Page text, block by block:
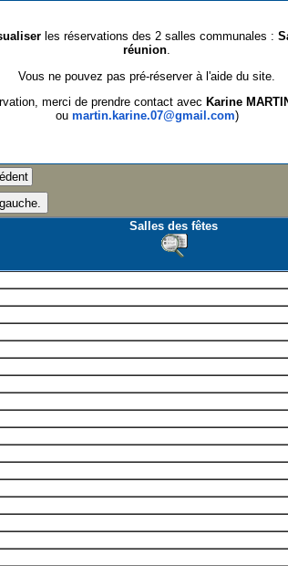
les réservations des 2 salles communales :
réunion.
Vous ne pouvez pas pré-réserver à l'aide du site.
merci de prendre contact avec Karine
ou martin.karine.07@gmail.com)
Salles des fêtes